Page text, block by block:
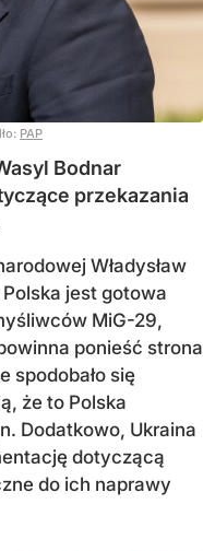
PAP
Bodnar
przekazania
Władysław
Polska jest gotowa
MiG-29,
ponieść strona
spodobało się
że to Polska
Dodatkowo, Ukraina
dotyczącą
do ich naprawy